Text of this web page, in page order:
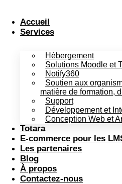
contenuAccueil
Services
Hébergement
Solutions Moodle et
Notify360
Soutien aux
matière de formation,
Support
Développement et
Conception Web et
Totara
E-commerce pour les
Les partenaires
Blog
À propos
Contactez-nous